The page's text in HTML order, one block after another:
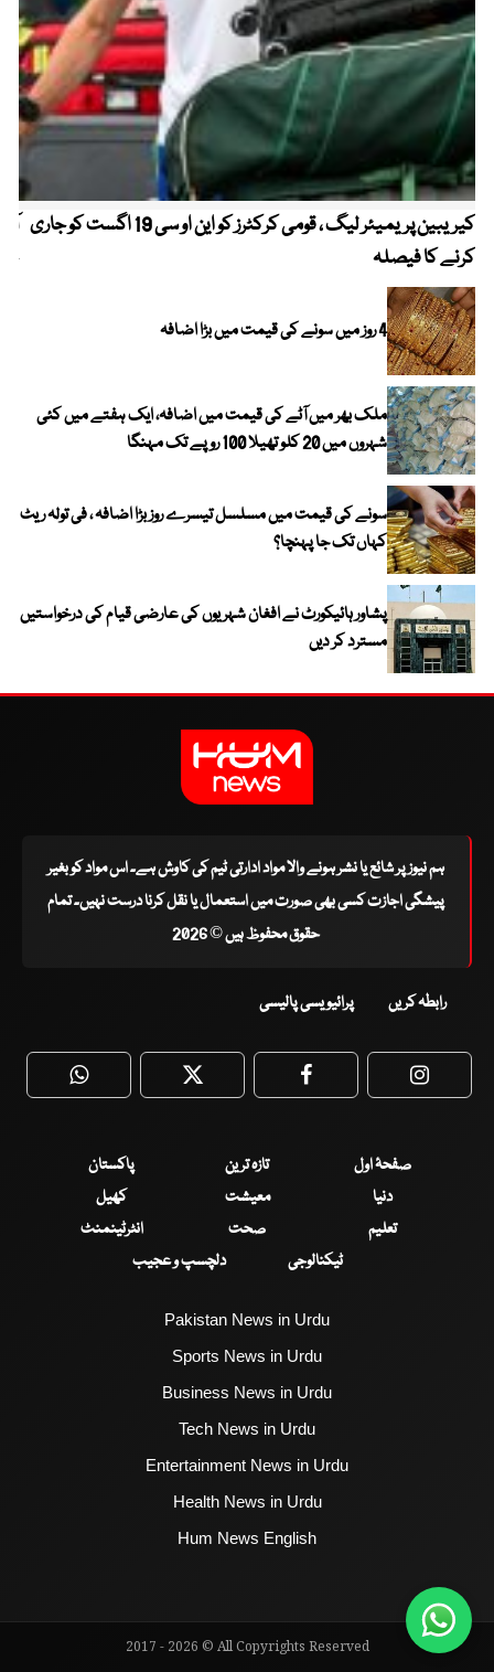
کیریبین پریمیئر لیگ ، قومی کرکٹرز کو این او سی 19 اگست کو جاری
کرنے کا فیصلہ
4 روز میں سونے کی قیمت میں بڑا اضافہ
ملک بھر میں آٹے کی قیمت میں اضافہ، ایک ہفتے میں کئی
شہروں میں 20 کلو تھیلا 100 روپے تک مہنگا
سونے کی قیمت میں مسلسل تیسرے روز بڑا اضافہ ، فی تولہ ریٹ
کہاں تک جا پہنچا؟
پشاور ہائیکورٹ نے افغان شہریوں کی عارضی قیام کی درخواستیں
مسترد کر دیں
ہم نیوز پر شائع یا نشر ہونے والا مواد ادارتی ٹیم کی کاوش ہے۔ اس مواد کو بغیر
پیشگی اجازت کسی بھی صورت میں استعمال یا نقل کرنا درست نہیں۔ تمام
حقوق محفوظ ہیں © 2026
رابطہ کریں پرائیویسی پالیسی
WhatsApp Twitter Facebook
صفحۂ اول تازہ ترین
پاکستان
دنیا
معیشت
کھیل
تعلیم
صحت
انٹرٹینمنٹ
ٹیکنالوجی
دلچسپ و عجیب
Pakistan News in Urdu
Sports News in Urdu
Business News in Urdu
Tech News in Urdu
Entertainment News in Urdu
Health News in Urdu
Hum News English
2017 - 2026 © All Copyrights Reserved